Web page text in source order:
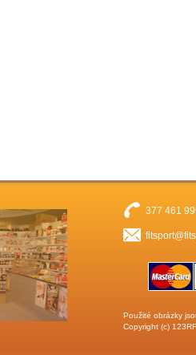
377 461
Použité obrázky
Copyright (c)